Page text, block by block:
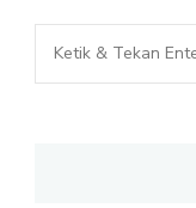
Mencari
Sesuatu?